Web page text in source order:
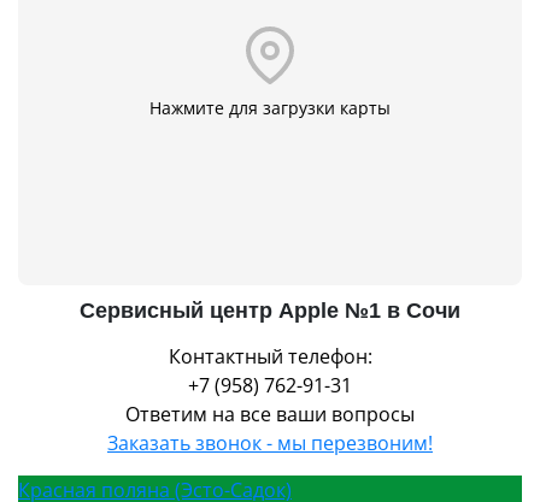
Нажмите для загрузки карты
Сервисный центр Apple №1 в Сочи
Контактный телефон:
+7 (958) 762-91-31
Ответим на все ваши вопросы
Заказать звонок - мы перезвоним!
Красная поляна (Эсто-Садок)